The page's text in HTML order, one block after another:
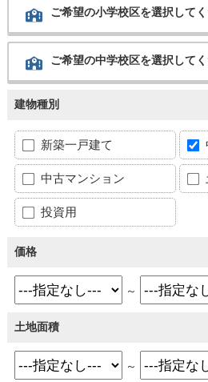
ご希望の小学校区を選択して
ご希望の中学校区を選択して
建物種別
新築一戸建て
中古マンション
投資用
価格
～
土地面積
～